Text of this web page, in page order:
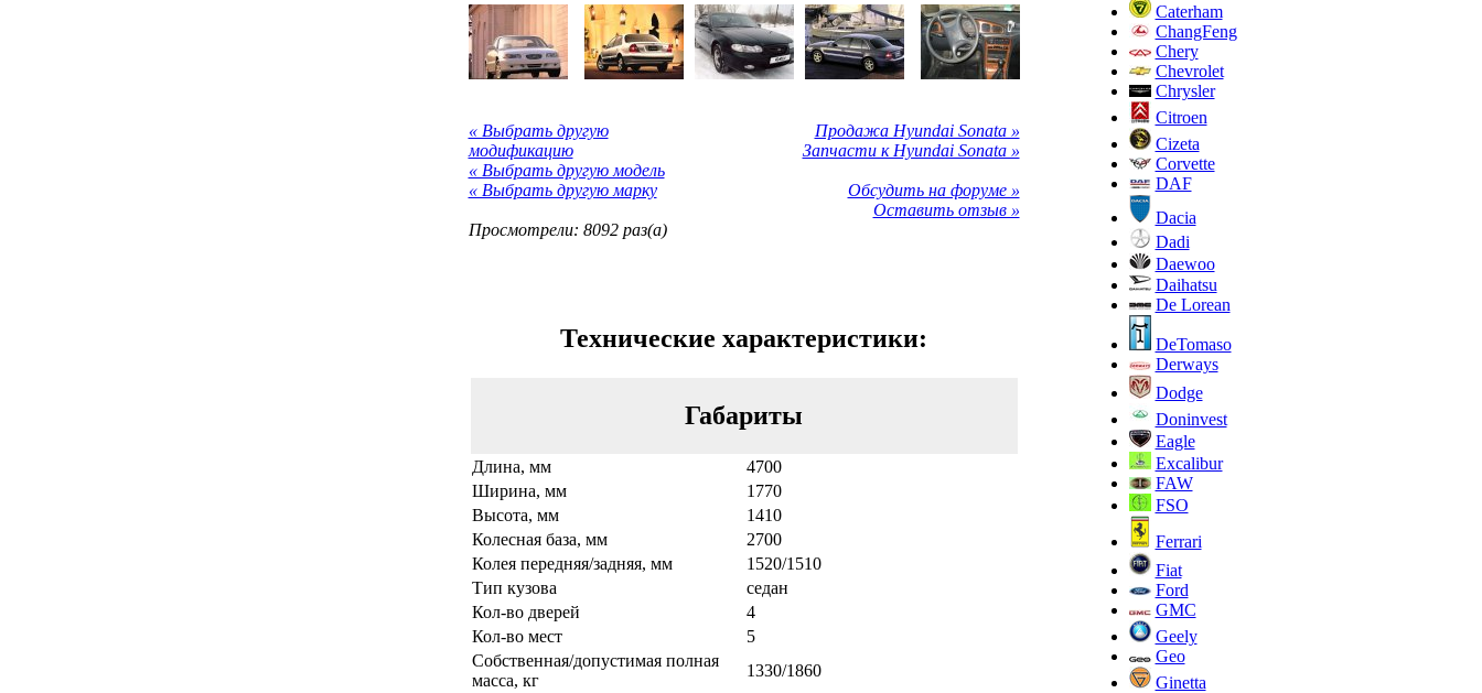
« Выбрать другую
модификацию
« Выбрать другую модель
« Выбрать другую марку
Просмотрели: 8092 раз(а)
Продажа Hyundai Sonata »
Запчасти к Hyundai Sonata »
Обсудить на форуме »
Оставить отзыв »
Технические характеристики:
Габариты
Длина, мм
4700
Ширина, мм
1770
Высота, мм
1410
Колесная база, мм
2700
Колея передняя/задняя, мм
1520/1510
Тип кузова
седан
Кол-во дверей
4
Кол-во мест
5
Собственная/допустимая полная
масса, кг
1330/1860
Caterham
ChangFeng
Chery
Chevrolet
Chrysler
Citroen
Cizeta
Corvette
DAF
Dacia
Dadi
Daewoo
Daihatsu
De Lorean
DeTomaso
Derways
Dodge
Doninvest
Eagle
Excalibur
FAW
FSO
Ferrari
Fiat
Ford
GMC
Geely
Geo
Ginetta